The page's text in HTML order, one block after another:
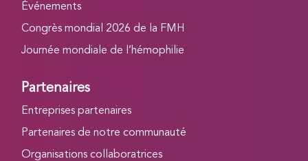
Événements
Congrès mondial 2026 de la FMH
Journée mondiale de l’hémophilie
Partenaires
Entreprises partenaires
Partenaires de notre communauté
Organisations collaboratrices